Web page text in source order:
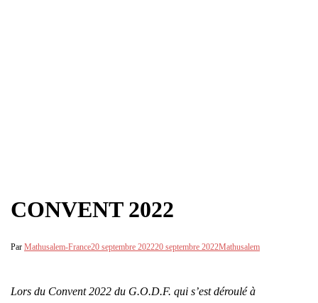
CONVENT 2022
Par Mathusalem-France20 septembre 202220 septembre 2022Mathusalem
Lors du Convent 2022 du G.O.D.F. qui s’est déroulé à